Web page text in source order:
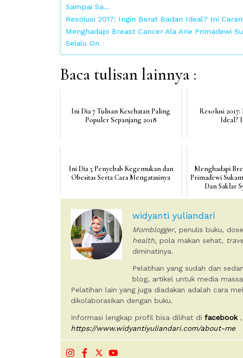
Sampai Sa…
Resolusi 2017: Ingin Berat Badan Ideal? Ini
Menghadapi Breast Cancer Ala Arie Primadewi
Selalu On
Baca tulisan lainnya :
Ini Dia 7 Tulisan Kesehatan Paling
Populer Sepanjang 2018
Resolusi
Ideal?
Ini Dia 5 Penyebab Kegemukan dan
Obesitas Serta Cara Mengatasinya
Menghadapi
Primadewi
Dan Saklar
widyanti yuliandari
Momblogger, penulis buku,
health, pola makan sehat,
diminatinya.
Pelatihan yang sudah dan
blog, artikel untuk media
Pelatihan lain yang juga diadakan adalah cara
dikolaborasikan dengan buku.
Informasi lengkap profil bisa dilihat di facebook,
https://www.widyantiyuliandari.com/about-me